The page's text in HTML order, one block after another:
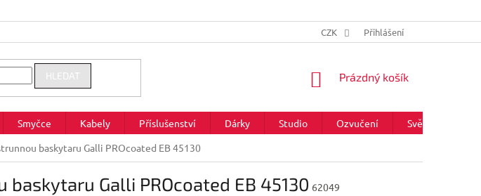
CZK Přihlášení
HLEDAT
NÁKUPNÍ
Prázdný košík
Smyčce Kabely Příslušenství Dárky Studio Ozvučení Světla
baskytaru Galli PROcoated EB 45130
Galli PROcoated EB 45130 62049